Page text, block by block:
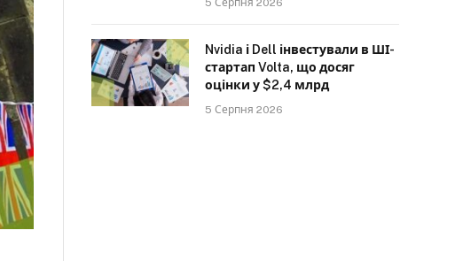
5 Серпня 2026
Nvidia і Dell інвестували в ШІ-
стартап Volta, що досяг
оцінки у $2,4 млрд
5 Серпня 2026